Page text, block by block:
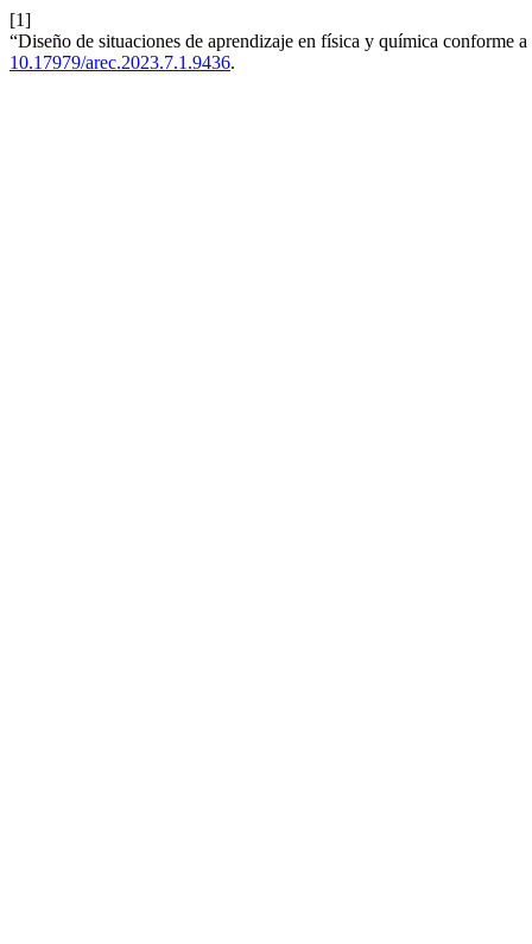
[1]
“Diseño de situaciones de aprendizaje en física y química conforme
10.17979/arec.2023.7.1.9436.